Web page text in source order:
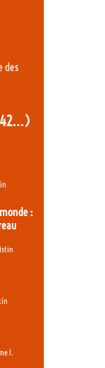
des
:
J.